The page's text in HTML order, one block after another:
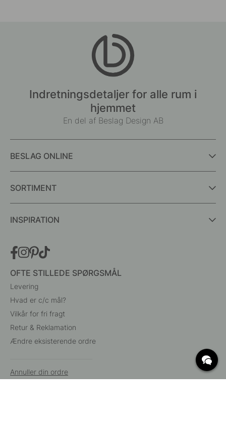
Indretningsdetaljer for alle rum i
hjemmet
En del af Beslag Design AB
BESLAG ONLINE
SORTIMENT
INSPIRATION
OFTE STILLEDE SPØRGSMÅL
Levering
Hvad er c/c mål?
Vilkår for fri fragt
Retur & Reklamation
Ændre eksisterende ordre
Annuller din ordre